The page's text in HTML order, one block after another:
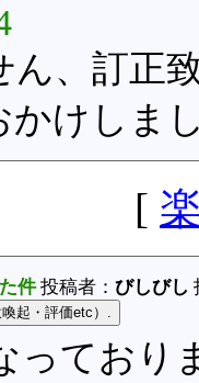
ん、訂正
かけしま
[
件投稿者： びしびし
っており